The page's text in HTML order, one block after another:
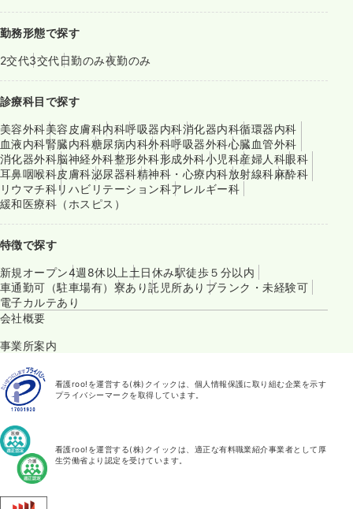
勤務形態で探す
2交代3交代日勤のみ夜勤のみ
診療科目で探す
美容外科美容皮膚科内科呼吸器内科消化器内科循環器内科
血液内科腎臓内科糖尿病内科外科呼吸器外科心臓血管外科
消化器外科脳神経外科整形外科形成外科小児科産婦人科眼科
耳鼻咽喉科皮膚科泌尿器科精神科・心療内科放射線科麻酔科
リウマチ科リハビリテーション科アレルギー科
緩和医療科（ホスピス）
特徴で探す
新規オープン4週8休以上 土日休み駅徒歩５分以内
車通勤可（駐車場有） 寮あり託児所あり ブランク・未経験可
電子カルテあり
会社概要
事業所案内
看護roo!を運営する(株)クイックは、個人情報保護に取り組む企業を示す
プライバシーマークを取得しています。
看護roo!を運営する(株)クイックは、適正な有料職業紹介事業者として厚
生労働省より認定を受けています。